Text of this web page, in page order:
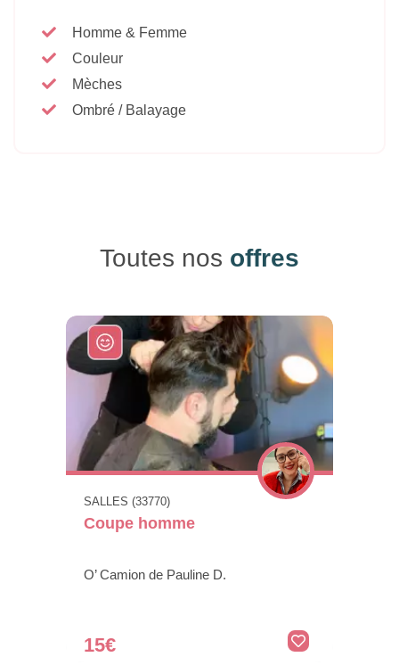
Homme & Femme
Couleur
Mèches
Ombré / Balayage
Toutes nos offres
SALLES (33770)
Coupe homme
O’ Camion de Pauline D.
15€